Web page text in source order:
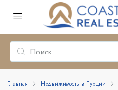
Главная Недвижимость в Турции